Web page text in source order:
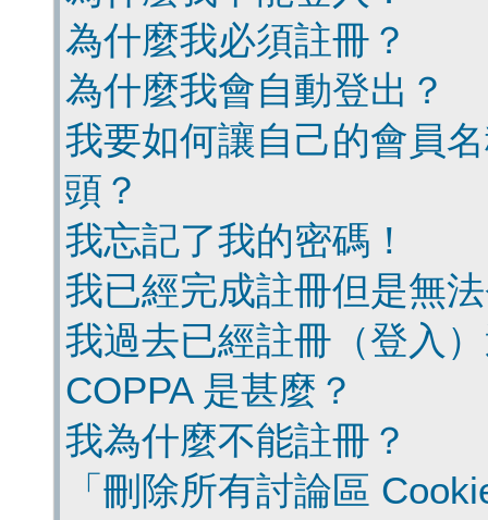
為什麼我必須註冊？
為什麼我會自動登出？
我要如何讓自己的會員
頭？
我忘記了我的密碼！
我已經完成註冊但是無
我過去已經註冊（登入
COPPA 是甚麼？
我為什麼不能註冊？
「刪除所有討論區